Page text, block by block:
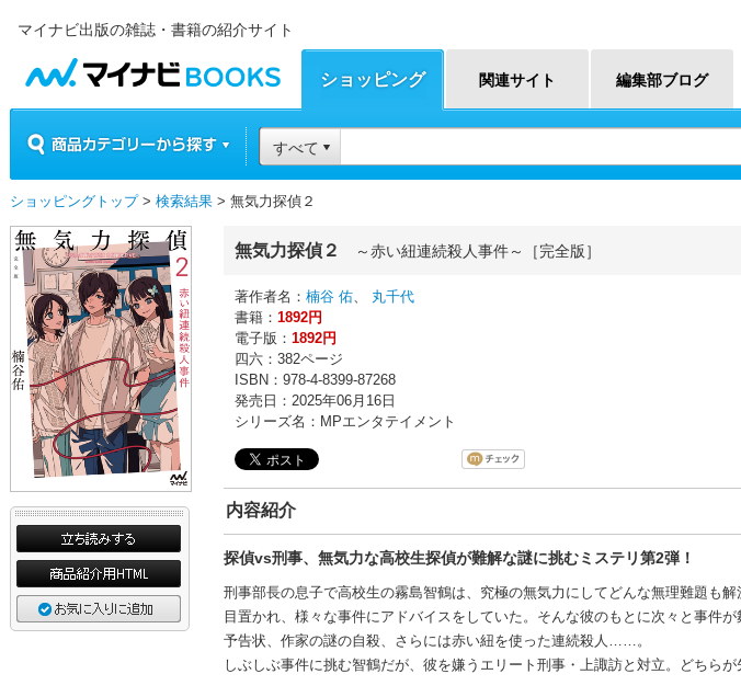
マイナビ出版の雑誌・書籍の紹介サイト
マイナビBOOKS
ショッピング 関連サイト 編集部ブログ
すべて
ショッピングトップ> 検索結果 > 無気力探偵２
無気力探偵２ ～赤い紐連続殺人事件～［完全版］
著作者名： 楠谷 佑、 丸千代
書籍： 1892円
電子版： 1892円
四六：382ページ
ISBN：978-4-8399-87268
発売日：2025年06月16日
シリーズ名：MPエンタテイメント
内容紹介
探偵vs刑事、無気力な高校生探偵が難解な謎に挑むミステリ第2弾！
刑事部長の息子で高校生の霧島智鶴は、究極の無気力にしてどんな無理難題も
目置かれ、様々な事件にアドバイスをしていた。そんな彼のもとに次々と事件
予告状、作家の謎の自殺、さらには赤い紐を使った連続殺人……。
しぶしぶ事件に挑む智鶴だが、彼を嫌うエリート刑事・上諏訪と対立。どちら